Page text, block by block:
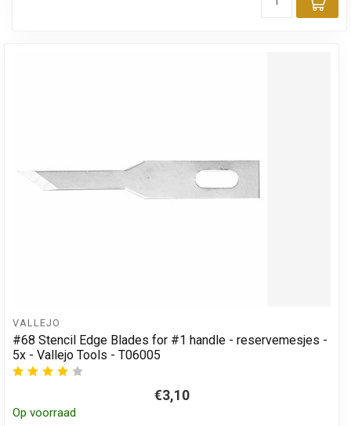
VALLEJO
#68 Stencil Edge Blades for #1 handle - reservemesjes -
5x - Vallejo Tools - T06005
€3,10
Op voorraad